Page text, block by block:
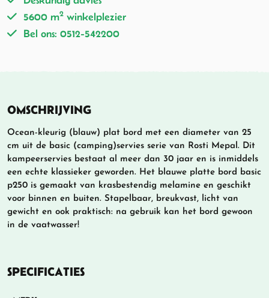
5600 m2 winkelplezier
Bel ons: 0512-542200
OMSCHRIJVING
Ocean-kleurig (blauw) plat bord met een diameter van 25
cm uit de basic (camping)servies serie van Rosti Mepal. Dit
kampeerservies bestaat al meer dan 30 jaar en is inmiddels
een echte klassieker geworden. Het blauwe platte bord basic
p250 is gemaakt van krasbestendig melamine en geschikt
voor binnen en buiten. Stapelbaar, breukvast, licht van
gewicht en ook praktisch: na gebruik kan het bord gewoon
in de vaatwasser!
SPECIFICATIES